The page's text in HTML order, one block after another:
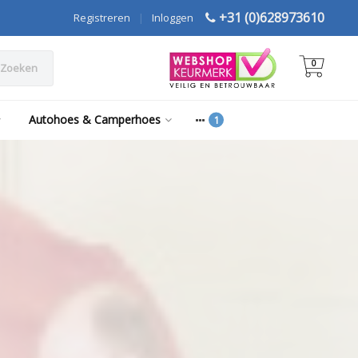
+31 (0)628973610
Inloggen
|
Registreren
Zoeken 0
Autohoes & Camperhoes